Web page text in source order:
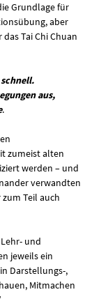
Grundlage für
aber
Tai Chi Chuan
aus,
.
zumeist alten
werden – und
verwandten
Teil auch
und
jeweils ein
Darstellungs-,
Mitmachen